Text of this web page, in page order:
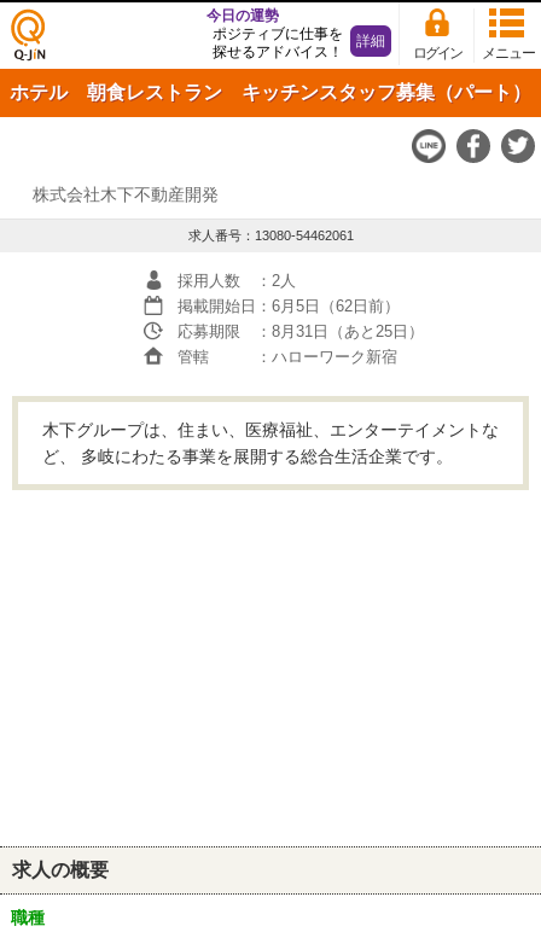
仕事
探し
の求
Q-JiN
メニュー
ログイン
今日の運勢
ポジティブに仕事を
探せるアドバイス！
詳細
ホテル 朝食レストラン キッチンスタッフ募集（パート）
株式会社木下不動産開発
求人番号：13080-54462061
採用人数
：2人
掲載開始日 ：6月5日（62日前）
応募期限
：8月31日（あと25日）
管轄
：ハローワーク新宿
木下グループは、住まい、医療福祉、エンターテイメントな
ど、 多岐にわたる事業を展開する総合生活企業です。
求人の概要
職種